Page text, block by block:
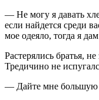
— Не могу я давать
если найдется среди
мое одеяло, тогда я
Растерялись братья,
Тредичино не
— Дайте мне большую